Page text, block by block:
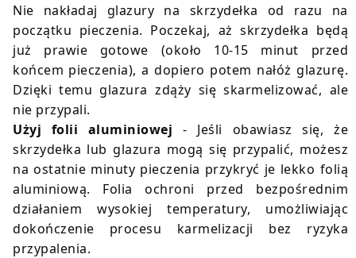
Nie nakładaj glazury na skrzydełka od razu na
początku pieczenia. Poczekaj, aż skrzydełka będą
już prawie gotowe (około 10-15 minut przed
końcem pieczenia), a dopiero potem nałóż glazurę.
Dzięki temu glazura zdąży się skarmelizować, ale
nie przypali.
Użyj folii aluminiowej - Jeśli obawiasz się, że
skrzydełka lub glazura mogą się przypalić, możesz
na ostatnie minuty pieczenia przykryć je lekko folią
aluminiową. Folia ochroni przed bezpośrednim
działaniem wysokiej temperatury, umożliwiając
dokończenie procesu karmelizacji bez ryzyka
przypalenia.